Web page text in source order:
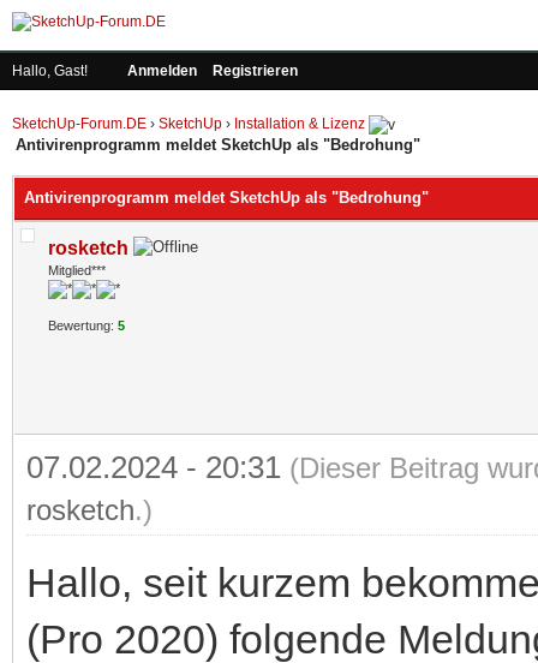
Hallo, Gast! Anmelden Registrieren
SketchUp-Forum.DE › SketchUp › Installation & Lizenz
Antivirenprogramm meldet SketchUp als "Bedrohung"
Antivirenprogramm meldet SketchUp als "Bedrohung"
rosketch
Mitglied***
Bewertung: 5
07.02.2024 - 20:31 (Dieser Beitrag
rosketch.)
Hallo, seit kurzem
(Pro 2020) folgende